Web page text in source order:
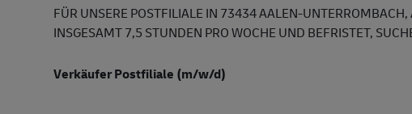
FÜR UNSERE POSTFILIALE IN 73434 AALEN-
INSGESAMT 7,5 STUNDEN PRO WOCHE UND BEFRISTET,
Verkäufer Postfiliale (m/w/d)